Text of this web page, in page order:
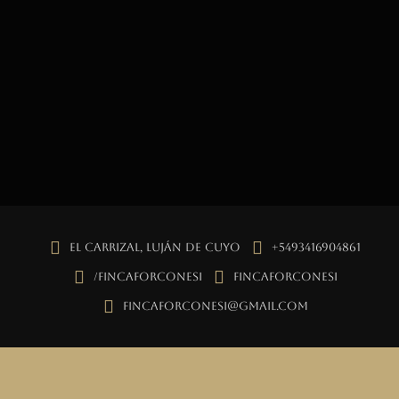
El Carrizal, Luján de Cuyo +5493416904861
/fincaforconesi fincaforconesi
fincaforconesi@gmail.com